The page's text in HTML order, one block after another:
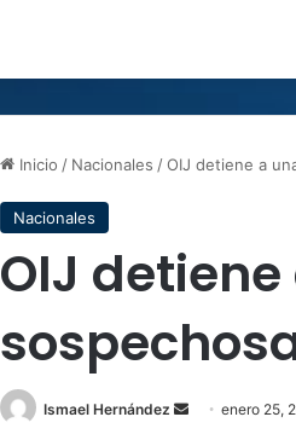
Inicio / Nacionales /OIJ detiene a
Nacionales
OIJ
Ismael Hernández
Sendenero 25,